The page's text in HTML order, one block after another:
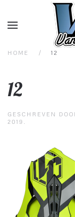
Overslaan en
HOME 12
12
GESCHREVEN
2019